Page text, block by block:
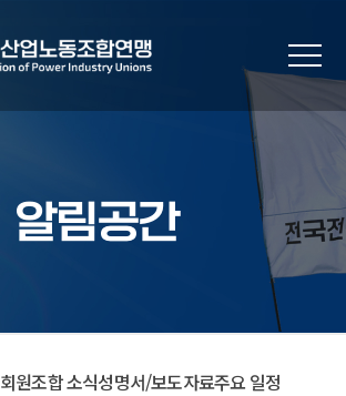
알림공간
회원조합 소식성명서/보도자료주요 일정